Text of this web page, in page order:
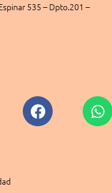
535 – Dpto.201 –
Facebook